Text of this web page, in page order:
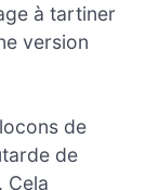
à tartiner
version
de
de
Cela